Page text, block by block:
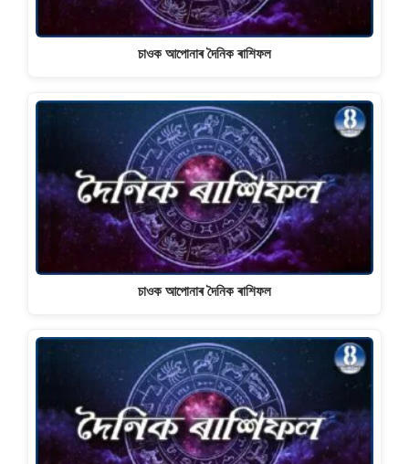
চাওক আপোনাৰ দৈনিক ৰাশিফল
চাওক আপোনাৰ দৈনিক ৰাশিফল